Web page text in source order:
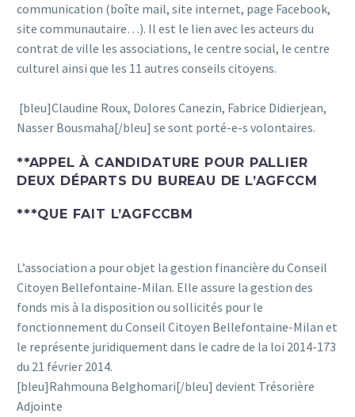
communication (boîte mail, site internet, page Facebook,
site communautaire…). Il est le lien avec les acteurs du
contrat de ville les associations, le centre social, le centre
culturel ainsi que les 11 autres conseils citoyens.
[bleu]Claudine Roux, Dolores Canezin, Fabrice Didierjean,
Nasser Bousmaha[/bleu] se sont porté-e-s volontaires.
**APPEL À CANDIDATURE POUR PALLIER
DEUX DÉPARTS DU BUREAU DE L’AGFCCM
***QUE FAIT L’AGFCCBM
L’association a pour objet la gestion financière du Conseil
Citoyen Bellefontaine-Milan. Elle assure la gestion des
fonds mis à la disposition ou sollicités pour le
fonctionnement du Conseil Citoyen Bellefontaine-Milan et
le représente juridiquement dans le cadre de la loi 2014-173
du 21 février 2014.
[bleu]Rahmouna Belghomari[/bleu] devient Trésorière
Adjointe